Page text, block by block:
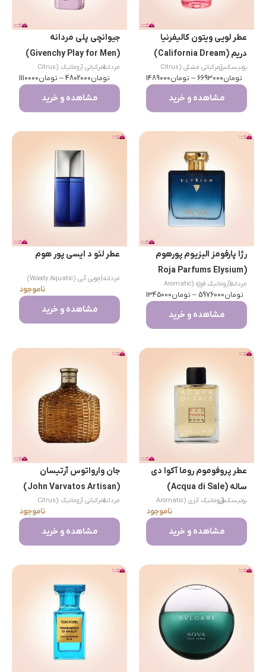
عطر لویی ویتون کالیفرنیا
دریم (California Dream)
یونیسکس
|
مرکباتی مشکی (Citrus
Musk) تومان6693000
– تومان1489000
مشاهده و خرید
جیوانچی پلی مردانه
(Givenchy Play for Men)
مردانه
|
مرکباتی آروماتیک (Citrus
Aromatic)
تومان4802000
– تومان1110000
مشاهده و خرید
رژا پارفومز الیزیوم پورهوم
(Roja Parfums Elysium
Pour Homme)
مردانه|
آروماتیک فوژه (Aromatic
Fougere)تومان5976000
– تومان1345000
مشاهده و خرید
عطر لئو د ایسی پور هوم
مردانه چوبی آبی (Woody Aquatic)
ناموجود
مشاهده و خرید
عطر پروفوموم روما آکوا دی
ساله (Acqua di Sale)
یونیسکس
|
آروماتیک آبزی (Aromatic
ناموجود
مشاهده و خرید
جان وارواتوس آرتیسان
(John Varvatos Artisan)
مردانه
|
مرکباتی آروماتیک (Citrus
ناموجود
مشاهده و خرید